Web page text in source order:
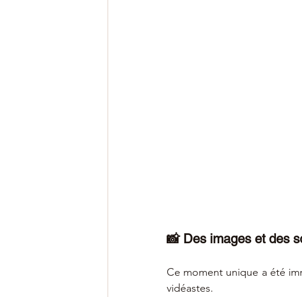
📸 Des images et des
Ce moment unique a été
vidéastes.